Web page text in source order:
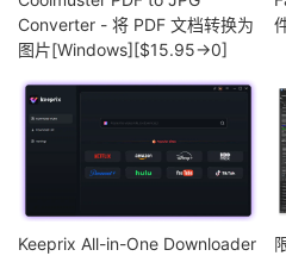
Converter - 将 PDF 文档转换为
图片[Windows][$15.95→0]
Keeprix All-in-One Downloader